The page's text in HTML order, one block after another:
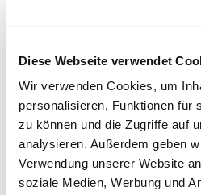
Diese Webseite verwendet
Wir verwenden Cookies, um
personalisieren, Funktionen für
zu können und die Zugriffe auf
analysieren. Außerdem geben
Verwendung unserer Website
soziale Medien, Werbung und